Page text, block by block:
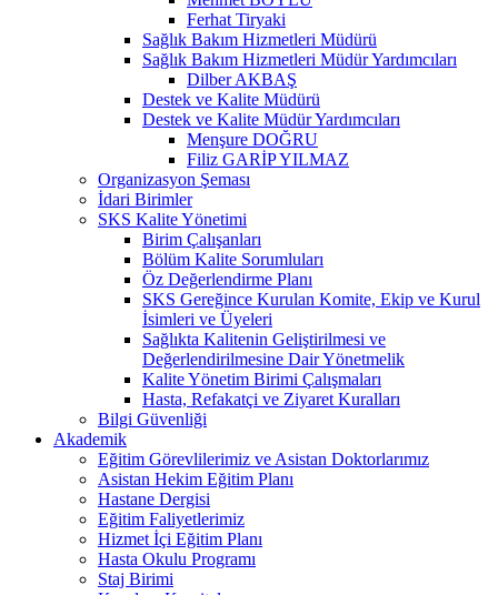
Ferhat Tiryaki
Sağlık Bakım Hizmetleri Müdürü
Sağlık Bakım Hizmetleri Müdür Yardımcıları
Dilber AKBAŞ
Destek ve Kalite Müdürü
Destek ve Kalite Müdür Yardımcıları
Menşure DOĞRU
Filiz GARİP YILMAZ
Organizasyon Şeması
İdari Birimler
SKS Kalite Yönetimi
Birim Çalışanları
Bölüm Kalite Sorumluları
Öz Değerlendirme Planı
SKS Gereğince Kurulan Komite, Ekip ve Kurul
İsimleri ve Üyeleri
Sağlıkta Kalitenin Geliştirilmesi ve
Değerlendirilmesine Dair Yönetmelik
Kalite Yönetim Birimi Çalışmaları
Hasta, Refakatçi ve Ziyaret Kuralları
Bilgi Güvenliği
Akademik
Eğitim Görevlilerimiz ve Asistan Doktorlarımız
Asistan Hekim Eğitim Planı
Hastane Dergisi
Eğitim Faliyetlerimiz
Hizmet İçi Eğitim Planı
Hasta Okulu Programı
Staj Birimi